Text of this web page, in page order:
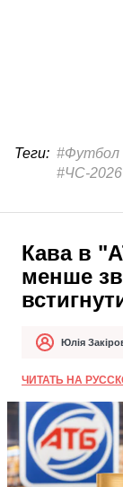
Теги: #Футбол
#ЧС-2026